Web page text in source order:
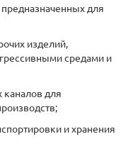
предназначенных для
изделий,
средами и
каналов для
и хранения